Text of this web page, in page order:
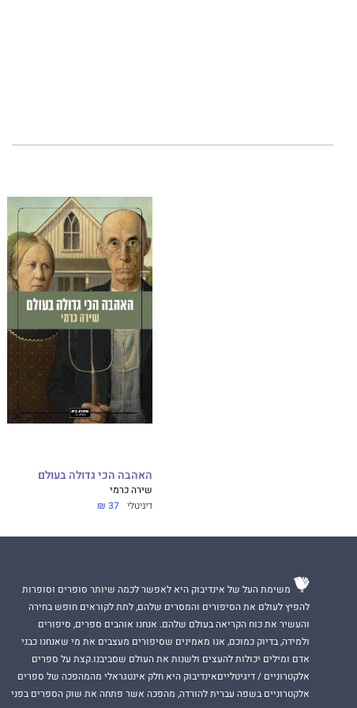
האהבה הכי גדולה בעולם
שירה כרמי
דיגיטלי 37 ₪
משימת העל של אינדיבוק היא לאפשר לכמה שיותר סופרים וסופרות
להפיץ לעולם את הסיפורים והמסרים שלהם, לתת לקוראים חופש בחירה
והעשיר את כוח הקריאה בעולם שלהם. אנחנו אוהבים ספרים, סיפורים
ולמידה, בדיוק כמוכם, אנו מאמינים שסיפורים מעצבים את מי שאנחנו כבני
אדם ומילים יכולות להעצים ולשנות את העולם שסביבנו.קצת על ספרים
אלקטרוניים / דיגיטלייםאינדיבוק היא חלק אינטגראלי מהמהפכה של ספרים
אלקטרוניים בשפה עברית להורדה, מהפכה אשר פתחה את שוק הספרים בפני